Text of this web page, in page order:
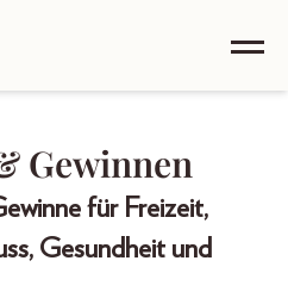
Gewinnen
für Freizeit,
Gesundheit und